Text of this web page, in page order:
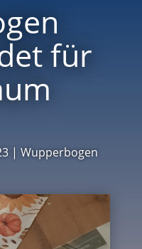
für
| Wupperbogen